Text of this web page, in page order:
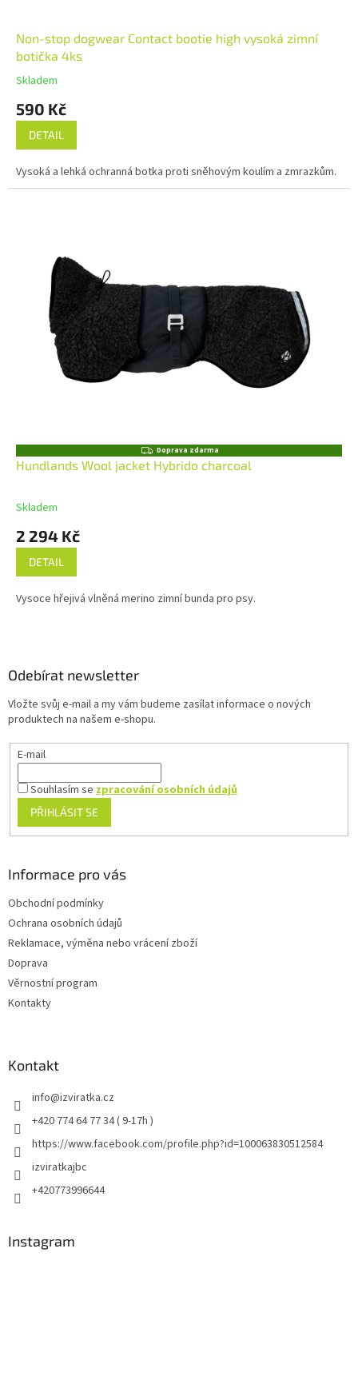
Non-stop dogwear Contact bootie high vysoká zimní
botička 4ks
Skladem
590 Kč
DETAIL
Vysoká a lehká ochranná botka proti sněhovým koulím a zmrazkům.
Z
D
A
Doprava zdarma
Hundlands Wool jacket Hybrido charcoal
Skladem
2 294 Kč
DETAIL
Vysoce hřejivá vlněná merino zimní bunda pro psy.
Odebírat newsletter
Vložte svůj e-mail a my vám budeme zasílat informace o nových
produktech na našem e-shopu.
E-mail
Souhlasím sezpracování osobních údajů
PŘIHLÁSIT SE
Informace pro vás
Obchodní podmínky
Ochrana osobních údajů
Reklamace, výměna nebo vrácení zboží
Doprava
Věrnostní program
Kontakty
Kontakt
info@izviratka.cz
+420 774 64 77 34 ( 9-17h )
https://www.facebook.com/profile.php?id=100063830512584
izviratkajbc
+420773996644
Instagram